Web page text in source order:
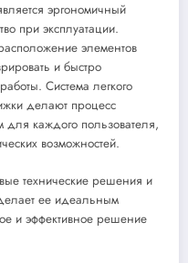
эргономичный
при эксплуатации.
элементов
и быстро
Система легкого
делают процесс
для каждого пользователя,
возможностей.
технические решения и
ее идеальным
и эффективное решение